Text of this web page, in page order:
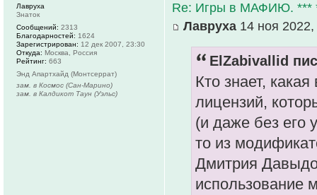
Re: Игры в МАФИЮ. ***
Лавруха 14 ноя
ElZabivallid
Кто знает,
лицензий,
(и даже без его
то из
Дмитрия
использование
Лавруха
Знаток
Сообщений: 2313
Благодарностей: 1624
Зарегистрирован: 12 дек 2007, 23:30
Откуда: Москва, Россия
Рейтинг: 663
Энд Апартхайд (Монтсеррат)
зам. в Космос (Сан-Марино)
зам. в Калдикот Таун (Уэльс)